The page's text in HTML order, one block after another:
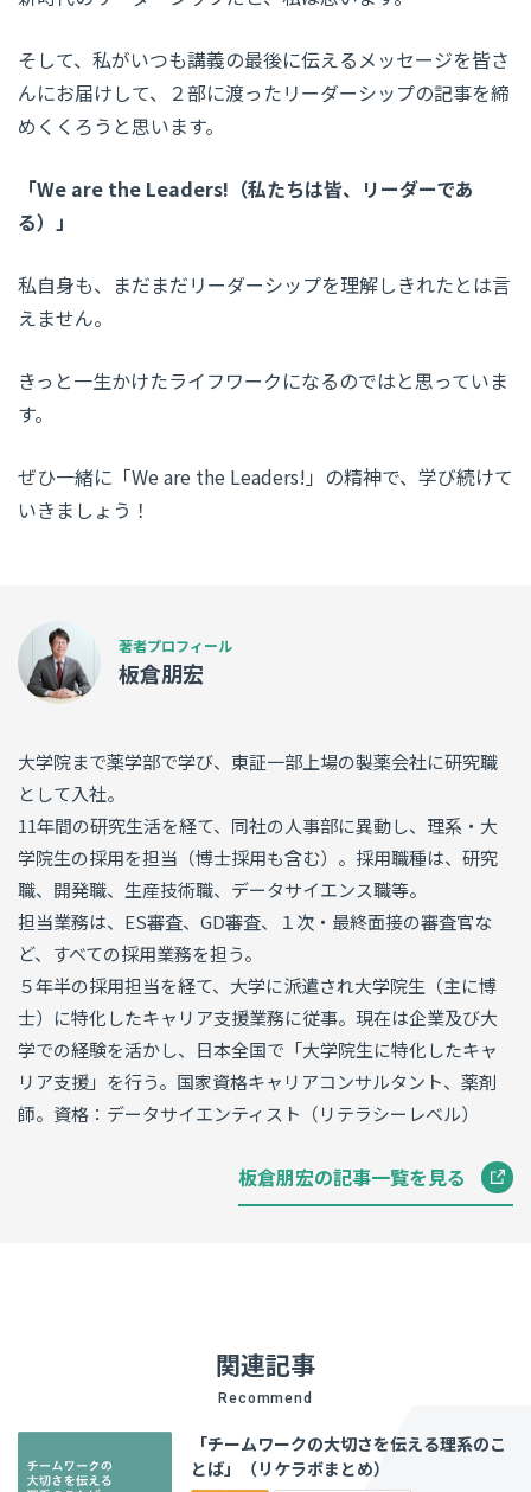
そして、私がいつも講義の最後に伝えるメッセージを皆さ
んにお届けして、２部に渡ったリーダーシップの記事を締
めくくろうと思います。
「We are the Leaders!（私たちは皆、リーダーであ
る）」
私自身も、まだまだリーダーシップを理解しきれたとは言
えません。
きっと一生かけたライフワークになるのではと思っていま
す。
ぜひ一緒に「We are the Leaders!」の精神で、学び続けて
いきましょう！
板倉朋宏
大学院まで薬学部で学び、東証一部上場の製薬会社に研究職
として入社。
11年間の研究生活を経て、同社の人事部に異動し、理系・大
学院生の採用を担当（博士採用も含む）。採用職種は、研究
職、開発職、生産技術職、データサイエンス職等。
担当業務は、ES審査、GD審査、１次・最終面接の審査官な
ど、すべての採用業務を担う。
５年半の採用担当を経て、大学に派遣され大学院生（主に博
士）に特化したキャリア支援業務に従事。現在は企業及び大
学での経験を活かし、日本全国で「大学院生に特化したキャ
リア支援」を行う。国家資格キャリアコンサルタント、薬剤
師。資格：データサイエンティスト（リテラシーレベル）
板倉朋宏の記事一覧を見る
関連記事
Recommend
「チームワークの大切さを伝える理系のこ
とば」（リケラボまとめ）